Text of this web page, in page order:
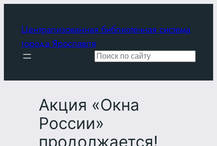
содержимому
Централизованная библиотечная система
города Ярославля
Поиск
Акция «Окна
России»
продолжается!